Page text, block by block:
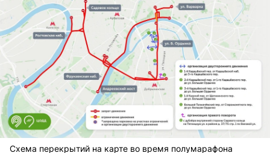
Схема перекрытий на карте во время полумарафона